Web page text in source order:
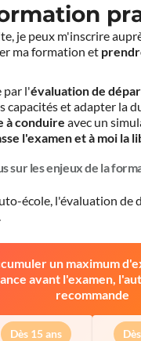
je peux m'inscrire
ma formation et
par l'évaluation de
capacités et adapter la
à conduire avec un
l'examen et à moi la
sur les enjeux de la
école, l'évaluation de
un maximum
avant l'examen,
recommande
Dès 15 ans